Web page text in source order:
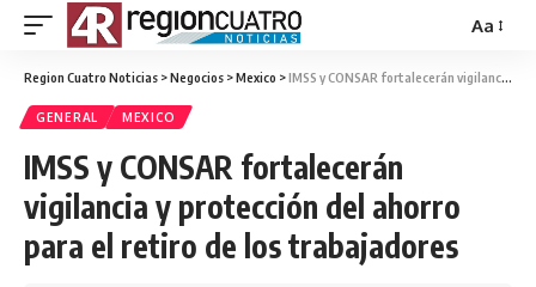
Aa
Region Cuatro Noticias >Negocios >Mexico >IMSS y CONSAR fortalecerán vigilancia y protección del ahorro para el retiro de los trabajadores
GENERAL MEXICO
IMSS y CONSAR fortalecerán
vigilancia y protección del ahorro
para el retiro de los trabajadores